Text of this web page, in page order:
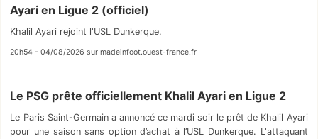
Ayari en Ligue 2 (officiel)
Khalil Ayari rejoint l'USL Dunkerque.
20h54 - 04/08/2026 sur madeinfoot.ouest-france.fr
Le PSG prête officiellement Khalil Ayari en Ligue 2
Le Paris Saint-Germain a annoncé ce mardi soir le prêt de Khalil Ayari
pour une saison sans option d’achat à l’USL Dunkerque. L'attaquant